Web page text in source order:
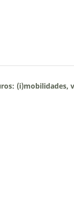
(i)mobilidades,